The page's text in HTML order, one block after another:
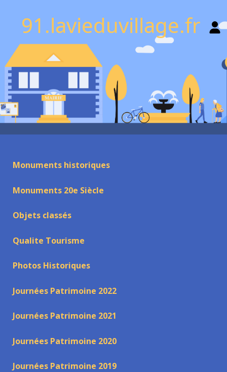
91.lavieduvillage.fr
Monuments historiques
Monuments 20e Siècle
Objets classés
Qualite Tourisme
Photos Historiques
Journées Patrimoine 2022
Journées Patrimoine 2021
Journées Patrimoine 2020
Journées Patrimoine 2019